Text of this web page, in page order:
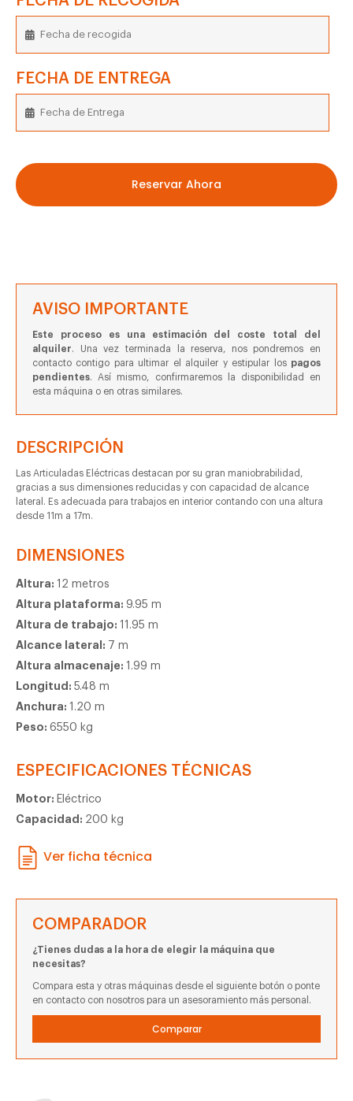
FECHA DE ENTREGA
Reservar Ahora
AVISO IMPORTANTE
Este proceso es una estimación del coste total del
alquiler. Una vez terminada la reserva, nos pondremos en
contacto contigo para ultimar el alquiler y estipular los pagos
pendientes. Así mismo, confirmaremos la disponibilidad en
esta máquina o en otras similares.
DESCRIPCIÓN
Las Articuladas Eléctricas destacan por su gran maniobrabilidad,
gracias a sus dimensiones reducidas y con capacidad de alcance
lateral. Es adecuada para trabajos en interior contando con una altura
desde 11m a 17m.
DIMENSIONES
Altura: 12 metros
Altura plataforma: 9.95 m
Altura de trabajo: 11.95 m
Alcance lateral: 7 m
Altura almacenaje: 1.99 m
Longitud: 5.48 m
Anchura: 1.20 m
Peso: 6550 kg
ESPECIFICACIONES TÉCNICAS
Motor: Eléctrico
Capacidad: 200 kg
Ver ficha técnica
COMPARADOR
¿Tienes dudas a la hora de elegir la máquina que
necesitas?
Compara esta y otras máquinas desde el siguiente botón o ponte
en contacto con nosotros para un asesoramiento más personal.
Comparar